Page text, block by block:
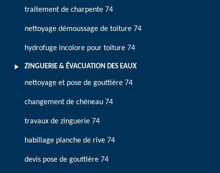
traitement de charpente 74
nettoyage démoussage de toiture 74
hydrofuge incolore pour toiture 74
ZINGUERIE & ÉVACUATION DES EAUX
nettoyage et pose de gouttière 74
changement de chéneau 74
travaux de zinguerie 74
habillage planche de rive 74
devis pose de gouttière 74